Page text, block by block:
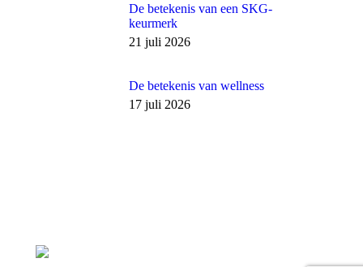
De betekenis van een SKG-
keurmerk
21 juli 2026
De betekenis van wellness
17 juli 2026